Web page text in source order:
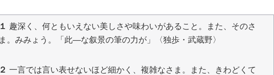
１ 趣深く、何ともいえない美しさや味わいがあること。また、そのさ
ま。みみょう。「此―な叙景の筆の力が」〈独歩・武蔵野〉
２ 一言では言い表せないほど細かく、複雑なさま。また、きわどくて